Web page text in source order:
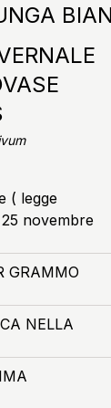
( legge
novembre
GRAMMO
NELLA